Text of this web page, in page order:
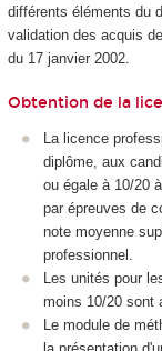
différents éléments du
validation des acquis
du 17 janvier 2002.
Obtention de la
La licence
diplôme, aux
ou égale à 10/20
par épreuves de
note moyenne
professionnel.
Les unités pour
moins 10/20 sont
Le module de